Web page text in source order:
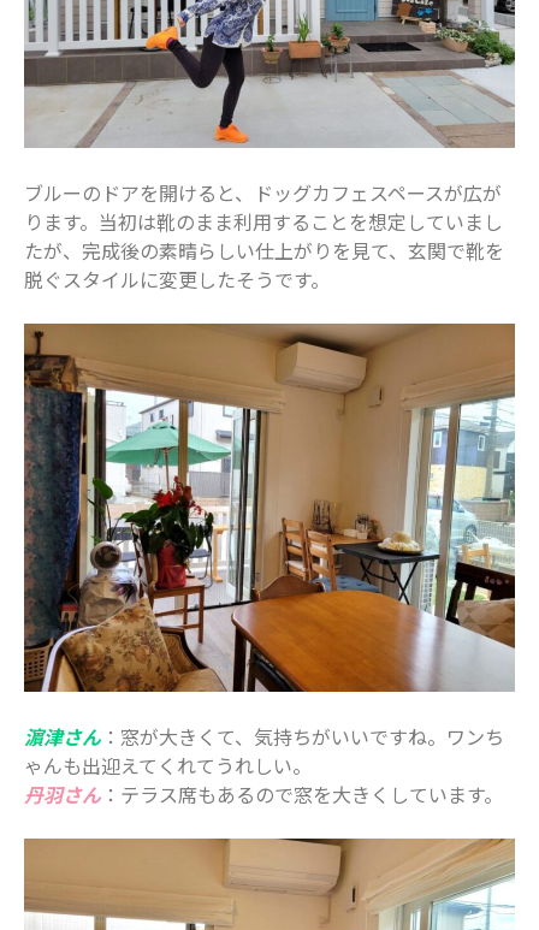
2023年10月
2023年9月
2023年8月
2023年6月
2023年5月
2023年4月
2023年3月
2023年2月
2023年1月
2022年12月
2022年11月
2022年10月
2022年9月
2022年8月
2022年7月
2022年6月
2022年5月
2022年4月
2022年3月
2022年1月
2021年12月
2021年10月
2021年9月
ブルーのドアを開けると、ドッグカフェスペースが広が
ります。当初は靴のまま利用することを想定していまし
たが、完成後の素晴らしい仕上がりを見て、玄関で靴を
脱ぐスタイルに変更したそうです。
濵津さん：窓が大きくて、気持ちがいいですね。ワンち
ゃんも出迎えてくれてうれしい。
丹羽さん ：テラス席もあるので窓を大きくしています。